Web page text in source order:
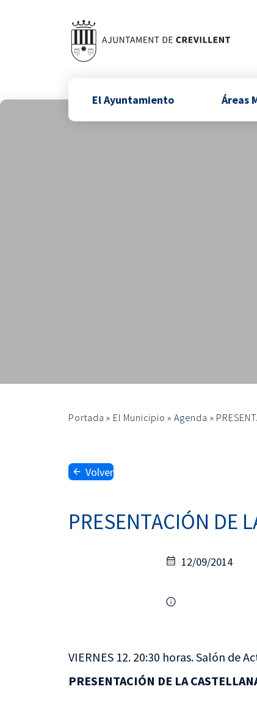
El Ayuntamiento Áreas
Portada » El Municipio »Agenda »
Volver
PRESENTACIÓN DE
12/09/2014
VIERNES 12. 20:30 horas. Salón de
PRESENTACIÓN DE LA